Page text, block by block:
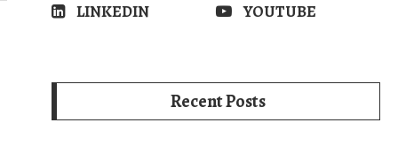
LINKEDIN
YOUTUBE
Recent Posts